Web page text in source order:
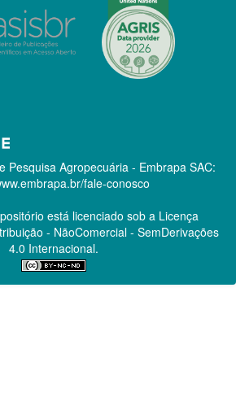
Pesquisa Agropecuária - Embrapa SAC:
fale-conosco
está licenciado sob a Licença
- NãoComercial - SemDerivações
4.0 Internacional.